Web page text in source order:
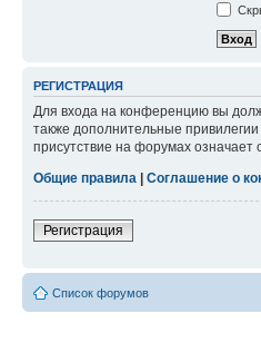
РЕГИСТРАЦИЯ
Для входа на конференцию вы
также дополнительные
присутствие на форумах означает
Общие правила
Соглашение о
Регистрация
Список форумов